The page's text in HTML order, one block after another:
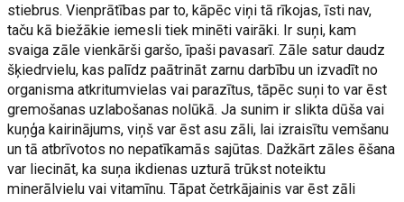
stiebrus. Vienprātības par to, kāpēc viņi tā rīkojas, īsti nav,
taču kā biežākie iemesli tiek minēti vairāki. Ir suņi, kam
svaiga zāle vienkārši garšo, īpaši pavasarī. Zāle satur daudz
šķiedrvielu, kas palīdz paātrināt zarnu darbību un izvadīt no
organisma atkritumvielas vai parazītus, tāpēc suņi to var ēst
gremošanas uzlabošanas nolūkā. Ja sunim ir slikta dūša vai
kuņģa kairinājums, viņš var ēst asu zāli, lai izraisītu vemšanu
un tā atbrīvotos no nepatīkamās sajūtas. Dažkārt zāles ēšana
var liecināt, ka suņa ikdienas uzturā trūkst noteiktu
minerālvielu vai vitamīnu. Tāpat četrkājainis var ēst zāli